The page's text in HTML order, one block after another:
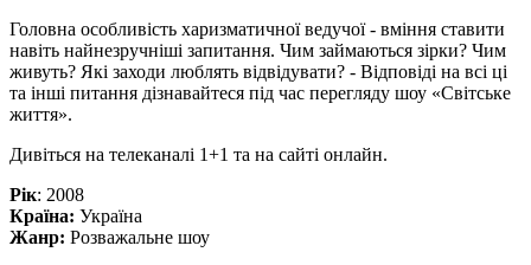
Головна особливість харизматичної ведучої - вміння ставити
навіть найнезручніші запитання. Чим займаються зірки? Чим
живуть? Які заходи люблять відвідувати? - Відповіді на всі ці
та інші питання дізнавайтеся під час перегляду шоу «Світське
життя».
Дивіться на телеканалі 1+1 та на сайті онлайн.
Рік: 2008
Країна: Україна
Жанр: Розважальне шоу